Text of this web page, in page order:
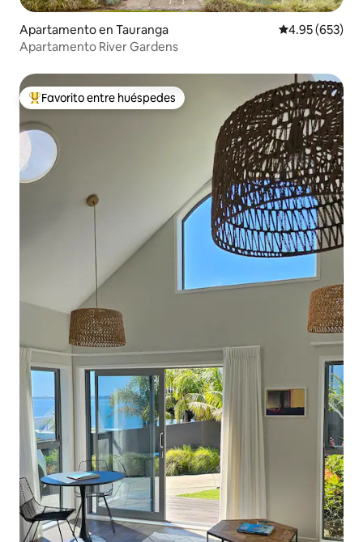
Apartamento en Tauranga Calificación
4.95 (653)
Apartamento River Gardens
Favorito entre huéspedes preferido
Favorito entre huéspedes